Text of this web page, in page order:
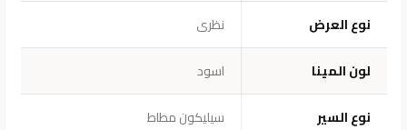
نوع العرض
نظرى
لون المينا
اسود
نوع السير
سيليكون مطاط